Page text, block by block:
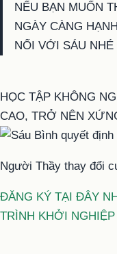
NẾU BẠN MUỐN
NGÀY CÀNG
NỐI VỚI SÁU NHÉ
HỌC TẬP KHÔNG
CAO, TRỞ NÊN
Người Thầy thay đổi
ĐĂNG KÝ TẠI ĐÂY
TRÌNH KHỞI